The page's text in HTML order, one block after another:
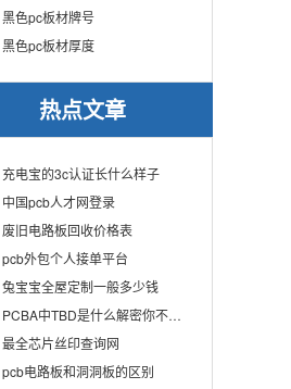
黑色pc板材牌号
黑色pc板材厚度
热点文章
充电宝的3c认证长什么样子
中国pcb人才网登录
废旧电路板回收价格表
pcb外包个人接单平台
兔宝宝全屋定制一般多少钱
PCBA中TBD是什么解密你不知道的电子行业术语
最全芯片丝印查询网
pcb电路板和洞洞板的区别